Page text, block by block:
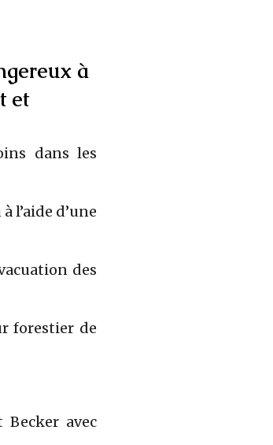
à
et
dans les
l’aide d’une
des
forestier de
avec